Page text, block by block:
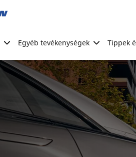
Egyéb tevékenységek Tippek